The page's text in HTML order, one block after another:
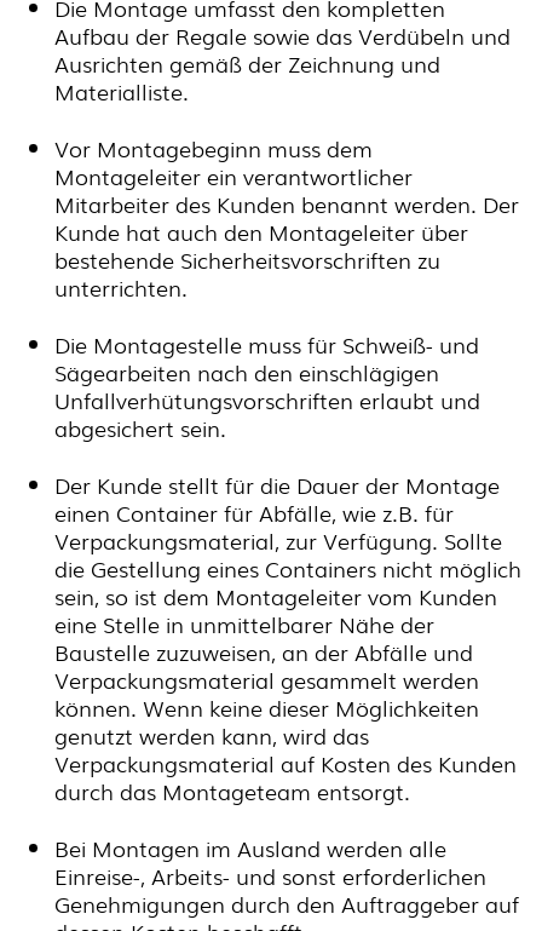
Die Montage umfasst den kompletten
Aufbau der Regale sowie das Verdübeln und
Ausrichten gemäß der Zeichnung und
Materialliste.
Vor Montagebeginn muss dem
Montageleiter ein verantwortlicher
Mitarbeiter des Kunden benannt werden. Der
Kunde hat auch den Montageleiter über
bestehende Sicherheitsvorschriften zu
unterrichten.
Die Montagestelle muss für Schweiß- und
Sägearbeiten nach den einschlägigen
Unfallverhütungsvorschriften erlaubt und
abgesichert sein.
Der Kunde stellt für die Dauer der Montage
einen Container für Abfälle, wie z.B. für
Verpackungsmaterial, zur Verfügung. Sollte
die Gestellung eines Containers nicht möglich
sein, so ist dem Montageleiter vom Kunden
eine Stelle in unmittelbarer Nähe der
Baustelle zuzuweisen, an der Abfälle und
Verpackungsmaterial gesammelt werden
können. Wenn keine dieser Möglichkeiten
genutzt werden kann, wird das
Verpackungsmaterial auf Kosten des Kunden
durch das Montageteam entsorgt.
Bei Montagen im Ausland werden alle
Einreise-, Arbeits- und sonst erforderlichen
Genehmigungen durch den Auftraggeber auf